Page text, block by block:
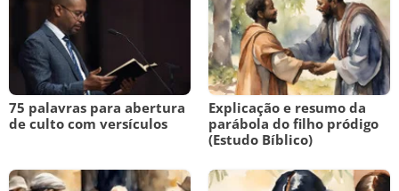
75 palavras para abertura
de culto com versículos
Explicação e resumo da
parábola do filho pródigo
(Estudo Bíblico)